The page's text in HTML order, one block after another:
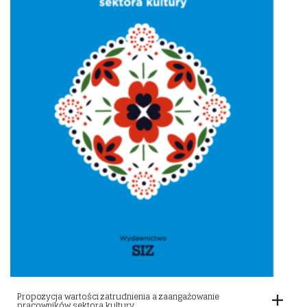
Propozycja wartości zatrudnienia a zaangażowanie